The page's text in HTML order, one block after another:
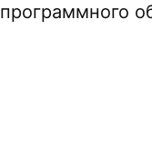
программного